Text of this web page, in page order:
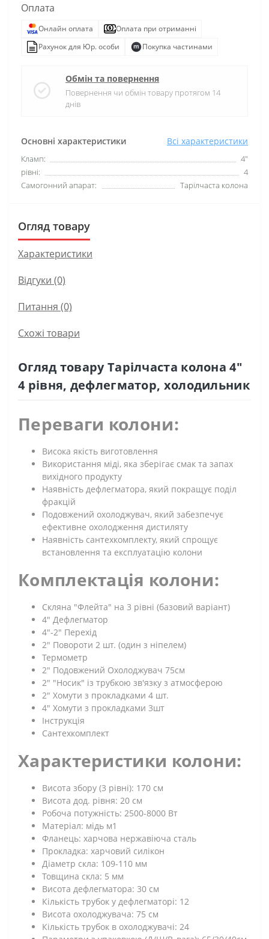
Основні характеристики Всі характеристики
Кламп:
4"
рівні:
4
Самогонний апарат:
Тарілчаста колона
Оплата
Онлайн оплата
Оплата при отриманні
Рахунок для Юр. особи
Покупка частинами
Обмін та повернення
Повернення чи обмін товару протягом 14
днів
Огляд товару
Характеристики
Відгуки (0)
Питання (0)
Схожі товари
Огляд товару Тарілчаста колона 4"
4 рівня, дефлегматор, холодильник
Переваги колони:
Висока якість виготовлення
Використання міді, яка зберігає смак та запах
вихідного продукту
Наявність дефлегматора, який покращує поділ
фракцій
Подовжений охолоджувач, який забезпечує
ефективне охолодження дистиляту
Наявність сантехкомплекту, який спрощує
встановлення та експлуатацію колони
Комплектація колони:
Скляна "Флейта" на 3 рівні (базовий варіант)
4" Дефлегматор
4"-2" Перехід
2" Повороти 2 шт. (один з ніпелем)
Термометр
2" Подовжений Охолоджувач 75см
2" "Носик" із трубкою зв'язку з атмосферою
2" Хомути з прокладками 4 шт.
4" Хомути з прокладками 3шт
Інструкція
Сантехкомплект
Характеристики колони:
Висота збору (3 рівні): 170 см
Висота дод. рівня: 20 см
Робоча потужність: 2500-8000 Вт
Матеріал: мідь м1
Фланець: харчова нержавіюча сталь
Прокладка: харчовий силікон
Діаметр скла: 109-110 мм
Товщина скла: 5 мм
Висота дефлегматора: 30 см
Кількість трубок у дефлегматорі: 12
Висота охолоджувача: 75 см
Кількість трубок в охолоджувачі: 24